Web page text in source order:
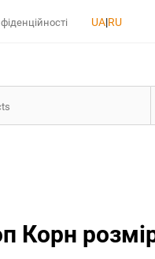
UA|RU